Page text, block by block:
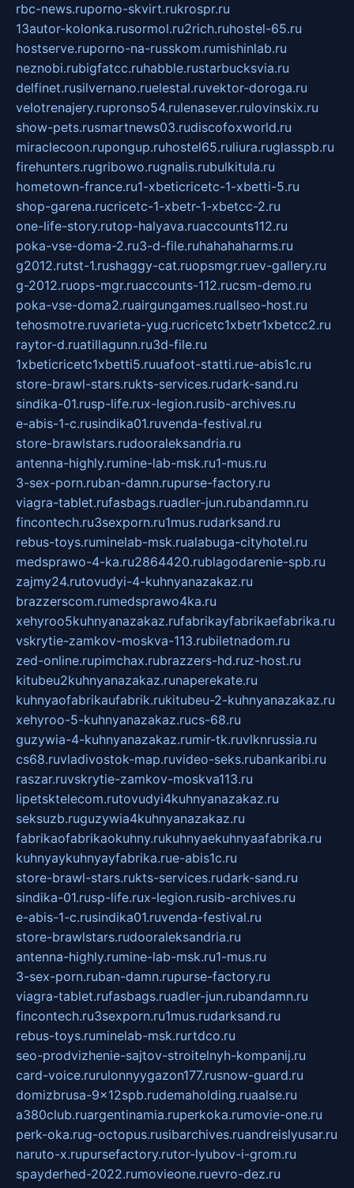
rbc-news.ruporno-skvirt.rukrospr.ru
13autor-kolonka.rusormol.ru2rich.ruhostel-65.ru
hostserve.ruporno-na-russkom.rumishinlab.ru
neznobi.rubigfatcc.ruhabble.rustarbucksvia.ru
delfinet.rusilvernano.ruelestal.ruvektor-doroga.ru
velotrenajery.rupronso54.rulenasever.rulovinskix.ru
show-pets.rusmartnews03.rudiscofoxworld.ru
miraclecoon.rupongup.ruhostel65.ruliura.ruglasspb.ru
firehunters.rugribowo.rugnalis.rubulkitula.ru
hometown-france.ru1-xbeticricetc-1-xbetti-5.ru
shop-garena.rucricetc-1-xbetr-1-xbetcc-2.ru
one-life-story.rutop-halyava.ruaccounts112.ru
poka-vse-doma-2.ru3-d-file.ruhahahaharms.ru
g2012.rutst-1.rushaggy-cat.ruopsmgr.ruev-gallery.ru
g-2012.ruops-mgr.ruaccounts-112.rucsm-demo.ru
poka-vse-doma2.ruairgungames.ruallseo-host.ru
tehosmotre.ruvarieta-yug.rucricetc1xbetr1xbetcc2.ru
raytor-d.ruatillagunn.ru3d-file.ru
1xbeticricetc1xbetti5.ruuafoot-statti.rue-abis1c.ru
store-brawl-stars.rukts-services.rudark-sand.ru
sindika-01.rusp-life.rux-legion.rusib-archives.ru
e-abis-1-c.rusindika01.ruvenda-festival.ru
store-brawlstars.rudooraleksandria.ru
antenna-highly.rumine-lab-msk.ru1-mus.ru
3-sex-porn.ruban-damn.rupurse-factory.ru
viagra-tablet.rufasbags.ruadler-jun.rubandamn.ru
fincontech.ru3sexporn.ru1mus.rudarksand.ru
rebus-toys.ruminelab-msk.rualabuga-cityhotel.ru
medsprawo-4-ka.ru2864420.rublagodarenie-spb.ru
zajmy24.rutovudyi-4-kuhnyanazakaz.ru
brazzerscom.rumedsprawo4ka.ru
xehyroo5kuhnyanazakaz.rufabrikayfabrikaefabrika.ru
vskrytie-zamkov-moskva-113.rubiletnadom.ru
zed-online.rupimchax.rubrazzers-hd.ruz-host.ru
kitubeu2kuhnyanazakaz.runaperekate.ru
kuhnyaofabrikaufabrik.rukitubeu-2-kuhnyanazakaz.ru
xehyroo-5-kuhnyanazakaz.rucs-68.ru
guzywia-4-kuhnyanazakaz.rumir-tk.ruvlknrussia.ru
cs68.ruvladivostok-map.ruvideo-seks.rubankaribi.ru
raszar.ruvskrytie-zamkov-moskva113.ru
lipetsktelecom.rutovudyi4kuhnyanazakaz.ru
seksuzb.ruguzywia4kuhnyanazakaz.ru
fabrikaofabrikaokuhny.rukuhnyaekuhnyaafabrika.ru
kuhnyaykuhnyayfabrika.rue-abis1c.ru
store-brawl-stars.rukts-services.rudark-sand.ru
sindika-01.rusp-life.rux-legion.rusib-archives.ru
e-abis-1-c.rusindika01.ruvenda-festival.ru
store-brawlstars.rudooraleksandria.ru
antenna-highly.rumine-lab-msk.ru1-mus.ru
3-sex-porn.ruban-damn.rupurse-factory.ru
viagra-tablet.rufasbags.ruadler-jun.rubandamn.ru
fincontech.ru3sexporn.ru1mus.rudarksand.ru
rebus-toys.ruminelab-msk.rurtdco.ru
seo-prodvizhenie-sajtov-stroitelnyh-kompanij.ru
card-voice.rurulonnyygazon177.rusnow-guard.ru
domizbrusa-9x12spb.rudemaholding.ruaalse.ru
a380club.ruargentinamia.ruperkoka.rumovie-one.ru
perk-oka.rug-octopus.rusibarchives.ruandreislyusar.ru
naruto-x.rupursefactory.rutor-lyubov-i-grom.ru
spayderhed-2022.rumovieone.ruevro-dez.ru